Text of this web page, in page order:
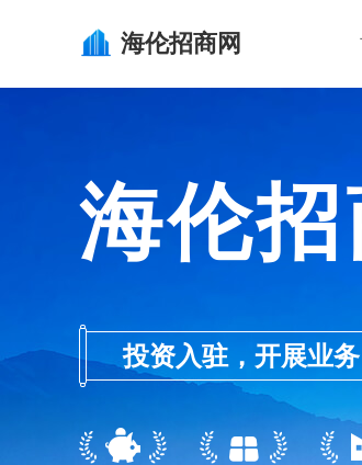
海伦招商网
海伦
投资入驻，开展业